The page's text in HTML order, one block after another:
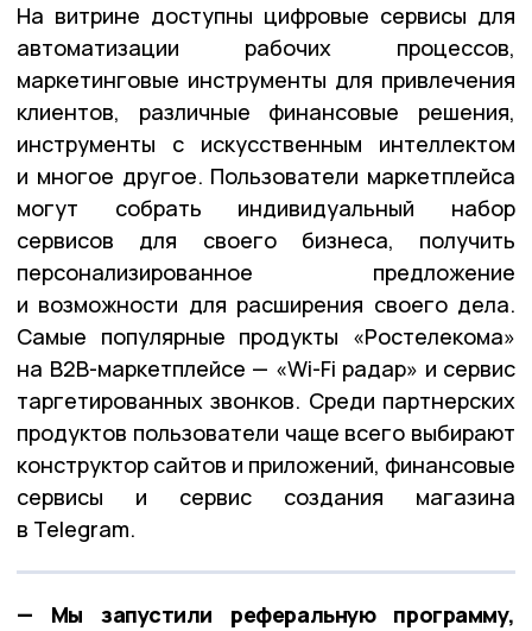
На витрине доступны цифровые сервисы для
автоматизации рабочих процессов,
маркетинговые инструменты для привлечения
клиентов, различные финансовые решения,
инструменты с искусственным интеллектом
и многое другое. Пользователи маркетплейса
могут собрать индивидуальный набор
сервисов для своего бизнеса, получить
персонализированное предложение
и возможности для расширения своего дела.
Самые популярные продукты «Ростелекома»
на B2B-маркетплейсе — «Wi-Fi радар» и сервис
таргетированных звонков. Среди партнерских
продуктов пользователи чаще всего выбирают
конструктор сайтов и приложений, финансовые
сервисы и сервис создания магазина
в Telegram.
— Мы запустили реферальную программу,